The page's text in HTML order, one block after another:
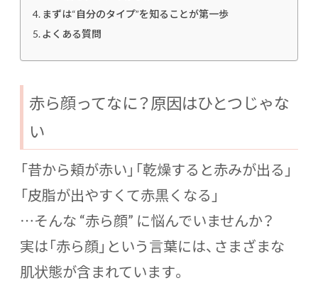
まずは“自分のタイプ”を知ることが第一歩
よくある質問
赤ら顔ってなに？原因はひとつじゃな
い
「昔から頬が赤い」「乾燥すると赤みが出る」
「皮脂が出やすくて赤黒くなる」
…そんな “赤ら顔” に悩んでいませんか？
実は「赤ら顔」という言葉には、さまざまな
肌状態が含まれています。